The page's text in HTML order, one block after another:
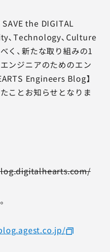
the DIGITAL
、Technology、Culture
く、新たな取り組みの1
ンジニアのためのエン
Engineers Blog】
ことお知らせとなりま